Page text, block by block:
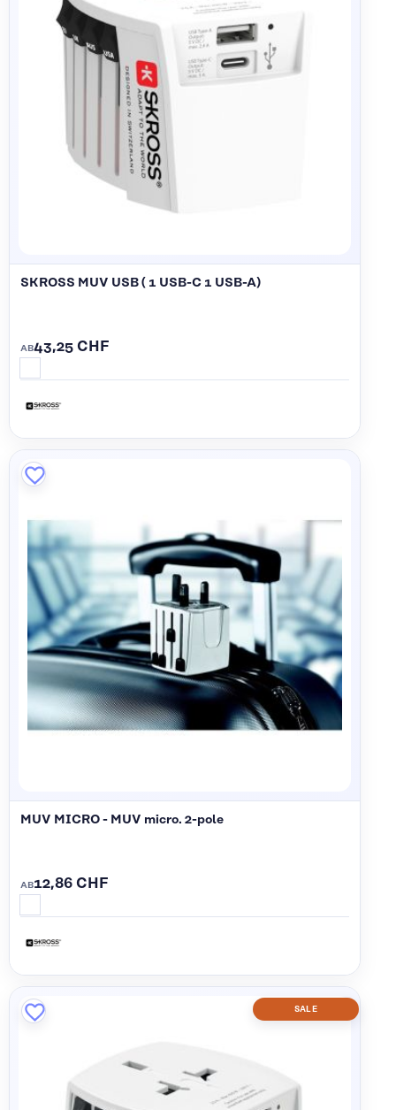
SKROSS MUV USB ( 1 USB-C 1 USB-A)
AB43,25 CHF
MUV MICRO - MUV micro. 2-pole
AB12,86 CHF
SALE